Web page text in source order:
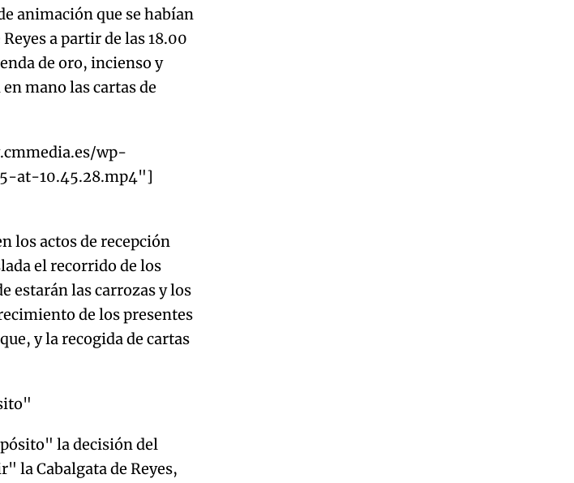
animación que se habían
a partir de las 18.00
de oro, incienso y
mano las cartas de
wp-
at-10.45.28.mp4"]
los actos de recepción
el recorrido de los
estarán las carrozas y los
de los presentes
y la recogida de cartas
la decisión del
la Cabalgata de Reyes,